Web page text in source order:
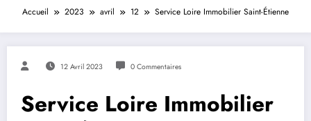
Accueil 2023 avril 12 Service Loire Immobilier Saint-Étienne
12 Avril 2023 0 Commentaires
Service Loire Immobilier